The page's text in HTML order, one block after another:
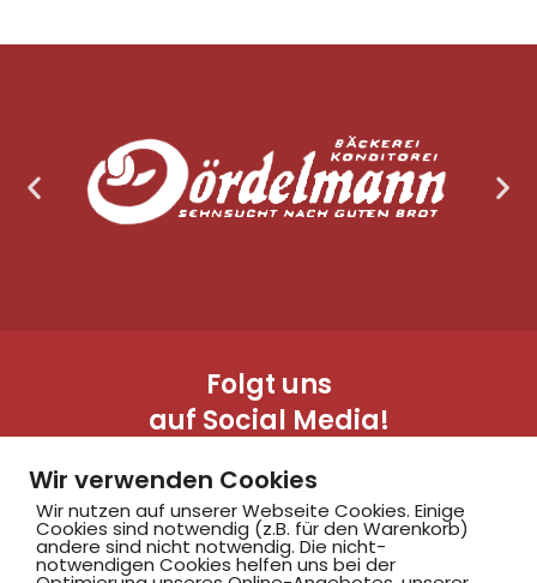
Folgt uns
auf Social Media!
Wir verwenden Cookies
Wir nutzen auf unserer Webseite Cookies. Einige
Cookies sind notwendig (z.B. für den Warenkorb)
andere sind nicht notwendig. Die nicht-
notwendigen Cookies helfen uns bei der